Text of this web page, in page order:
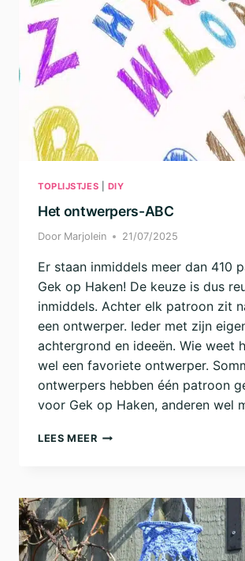
TOPLIJSTJES DIY
Het ontwerpers-ABC
Door Marjolein 21/07/2025
Er staan inmiddels meer dan 410
Gek op Haken! De keuze is dus
inmiddels. Achter elk patroon zit
een ontwerper. Ieder met zijn
achtergrond en ideeën. Wie weet
wel een favoriete ontwerper.
ontwerpers hebben één patroon
voor Gek op Haken, anderen wel
LEES MEERHET